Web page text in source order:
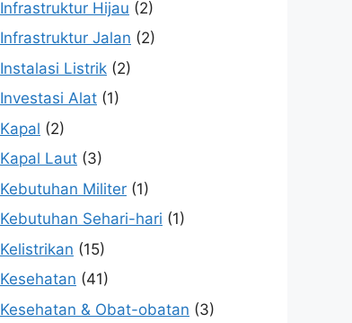
Infrastruktur Hijau (2)
Infrastruktur Jalan (2)
Instalasi Listrik (2)
Investasi Alat (1)
Kapal (2)
Kapal Laut (3)
Kebutuhan Militer (1)
Kebutuhan Sehari-hari (1)
Kelistrikan (15)
Kesehatan (41)
Kesehatan & Obat-obatan (3)